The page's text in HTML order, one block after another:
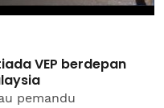
VEP berdepan
pemandu